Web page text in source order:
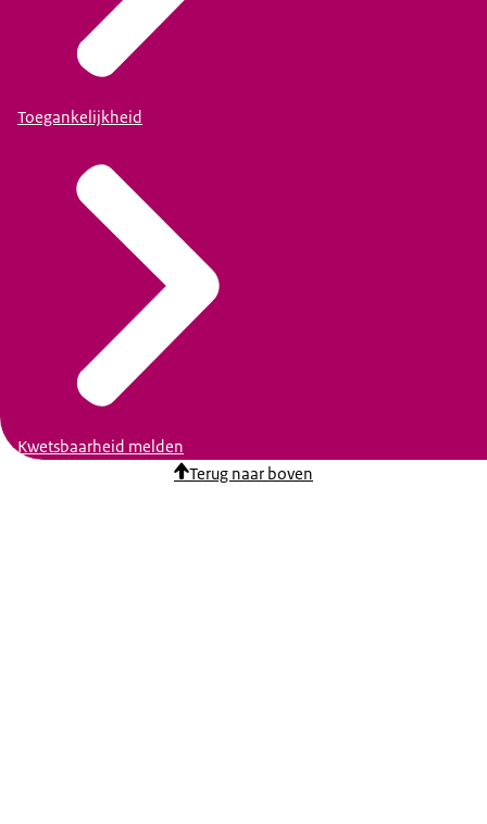
Toegankelijkheid
Kwetsbaarheid melden
Terug naar boven